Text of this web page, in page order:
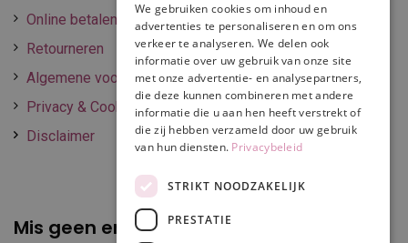
Online betalen
Retourneren
Algemene voorwaarden
Privacy & Cookie policy
Disclaimer
Mis geen enkele promotie of korting
We gebruiken cookies om inhoud en
advertenties te personaliseren en om ons
verkeer te analyseren. We delen ook
informatie over uw gebruik van onze site
met onze advertentie- en analysepartners,
die deze kunnen combineren met andere
informatie die u aan hen heeft verstrekt of
die zij hebben verzameld door uw gebruik
van hun diensten. Privacybeleid
STRIKT NOODZAKELIJK
PRESTATIE